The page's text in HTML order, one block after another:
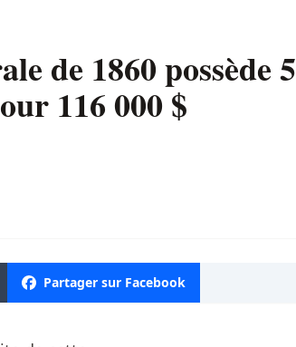
de 1860 possède 5
116 000 $
Partager sur Facebook